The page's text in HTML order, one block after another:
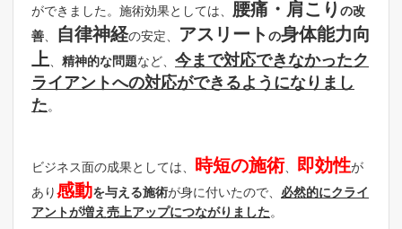
ができました。施術効果としては、 腰痛・肩こり の改
善
自律神経の安定、 アスリート の身体能力向
上
精神的な問題など、 今まで対応できなかったク
ライアントへの対応ができるようになりまし
た。
ビジネス面の成果としては、 時短の施術、 即効性が
あり感動を与える施術が身に付いたので、 必然的にクライ
アントが増え売上アップにつながりました。